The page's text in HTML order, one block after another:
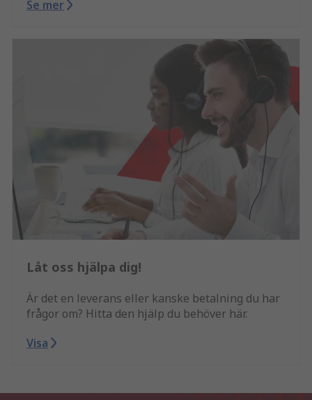
Se mer
Låt oss hjälpa dig!
Är det en leverans eller kanske betalning du har
frågor om? Hitta den hjälp du behöver här.
Visa